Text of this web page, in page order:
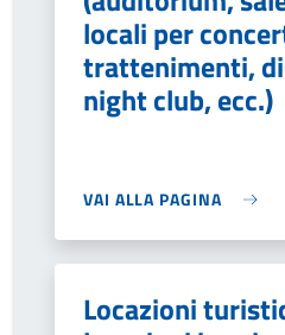
locali per
trattenimenti,
night club, ecc.)
VAI ALLA PAGINA
Locazioni